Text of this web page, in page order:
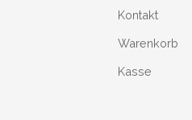
Kontakt
Warenkorb
Kasse